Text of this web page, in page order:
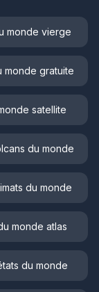
monde vierge
monde gratuite
satellite
du monde
du monde
monde atlas
du monde